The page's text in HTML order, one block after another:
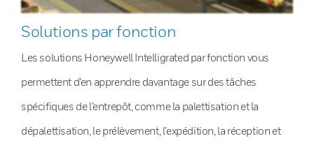
Solutions par fonction
Les solutions Honeywell Intelligrated par fonction vous
permettent d’en apprendre davantage sur des tâches
spécifiques de l’entrepôt, comme la palettisation et la
dépalettisation, le prélèvement, l’expédition, la réception et